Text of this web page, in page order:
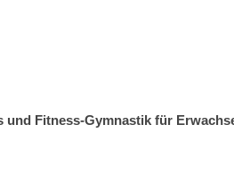
Fitness-Gymnastik für